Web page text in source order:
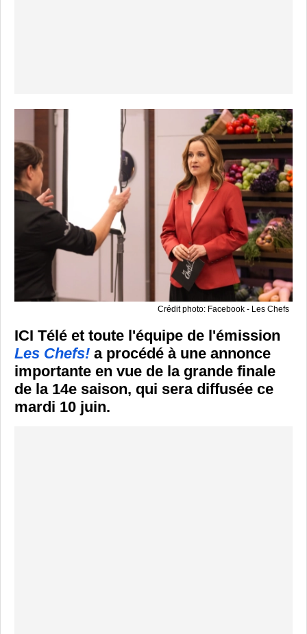
Crédit photo: Facebook - Les Chefs
ICI Télé et toute l'équipe de l'émission
Les Chefs! a procédé à une annonce
importante en vue de la grande finale
de la 14e saison, qui sera diffusée ce
mardi 10 juin.